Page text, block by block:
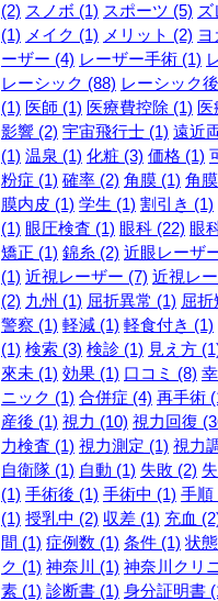
(2) スノボ (1) スポーツ (5)
(1) メイク (1) メリット (2)
ーザー (4) レーザー手術 (1)
レーシック (88) レーシック
(1) 医師 (1) 医療費控除 (1) 医
影響 (2) 宇宙飛行士 (1) 遠近
(1) 温泉 (1) 化粧 (3) 価格 (1)
粉症 (1) 確率 (2) 角膜 (1) 角
膜内皮 (1) 学生 (1) 割引き (1)
(1) 眼圧検査 (1) 眼科 (22) 眼
矯正 (1) 錦糸 (2) 近眼レーザ
(1) 近視レーザー (7) 近視レ
(2) 九州 (1) 屈折異常 (1) 屈
警察 (1) 軽減 (1) 軽食付き (1)
(1) 検索 (3) 検診 (1) 見え方
來未 (1) 効果 (1) 口コミ (8)
ニック (1) 合併症 (4) 再手術
産後 (1) 視力 (10) 視力回復
力検査 (1) 視力測定 (1) 視力
自衛隊 (1) 自動 (1) 失敗 (2)
(1) 手術後 (1) 手術中 (1) 手順
(1) 授乳中 (2) 収差 (1) 充血
間 (1) 症例数 (1) 条件 (1) 状
ク (1) 神奈川 (1) 神奈川クリ
素 (1) 診断書 (1) 身分証明書